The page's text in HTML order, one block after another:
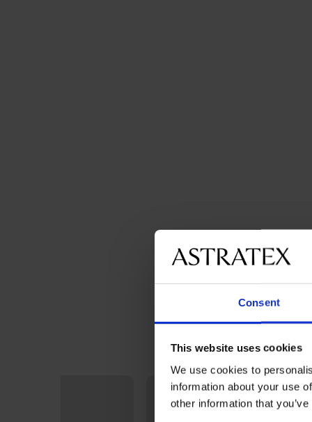
Consent
This website uses cookies
We use cookies to
information about your use
other information that